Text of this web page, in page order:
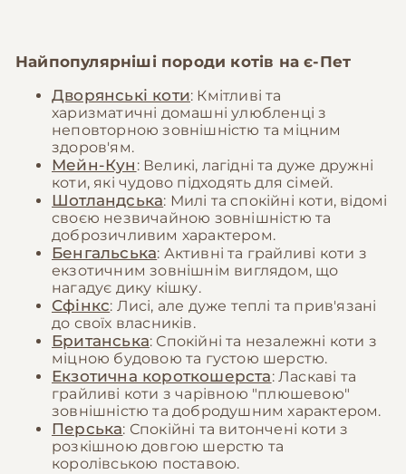
Найпопулярніші породи котів нає-Пет
Дворянські коти: Кмітливі та
харизматичні домашні улюбленці з
неповторною зовнішністю та міцним
здоров'ям.
Мейн-Кун : Великі, лагідні та дуже дружні
коти, які чудово підходять для сімей.
Шотландська: Милі та спокійні коти, відомі
своєю незвичайною зовнішністю та
доброзичливим характером.
Бенгальська: Активні та грайливі коти з
екзотичним зовнішнім виглядом, що
нагадує дику кішку.
Сфінкс: Лисі, але дуже теплі та прив'язані
до своїх власників.
Британська: Спокійні та незалежні коти з
міцною будовою та густою шерстю.
Екзотична короткошерста: Ласкаві та
грайливі коти з чарівною "плюшевою"
зовнішністю та добродушним характером.
Перська: Спокійні та витончені коти з
розкішною довгою шерстю та
королівською поставою.